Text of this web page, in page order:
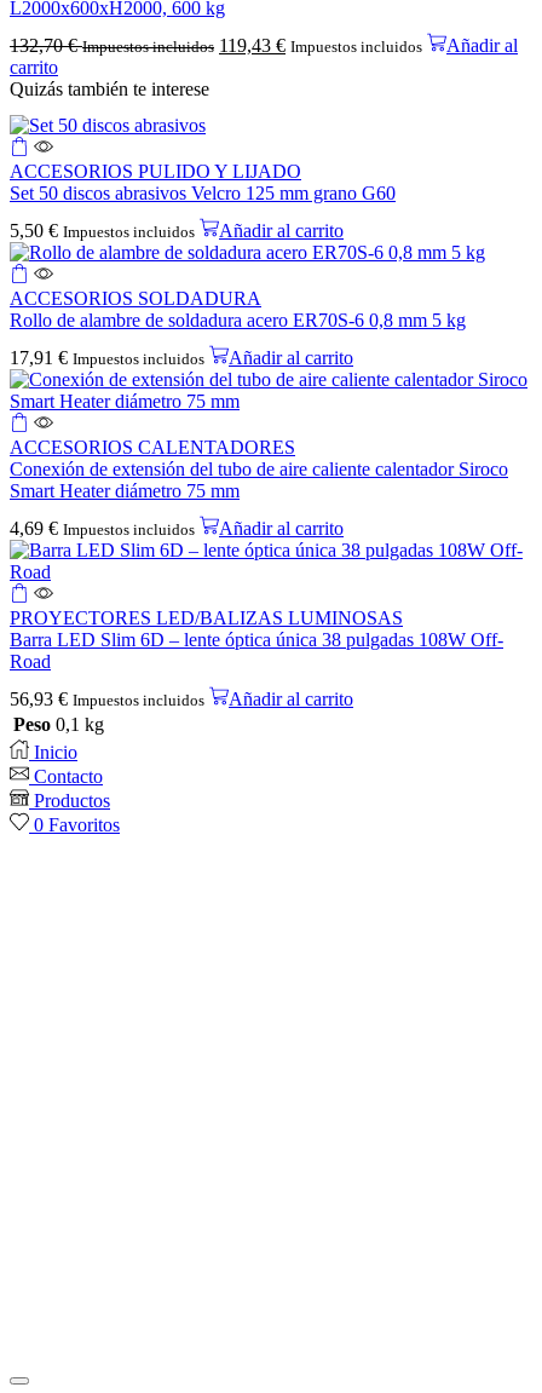
L2000x600xH2000, 600 kg
132,70€ Impuestos incluidos 119,43 € Impuestos incluidos
Añadir al
carrito
Quizás también te interese
ACCESORIOS PULIDO Y LIJADO
Set 50 discos abrasivos Velcro 125 mm grano G60
5,50 € Impuestos incluidos Añadir al carrito
ACCESORIOS SOLDADURA
Rollo de alambre de soldadura acero ER70S-6 0,8 mm 5 kg
17,91 € Impuestos incluidos Añadir al carrito
ACCESORIOS CALENTADORES
Conexión de extensión del tubo de aire caliente calentador Siroco
Smart Heater diámetro 75 mm
4,69 € Impuestos incluidos Añadir al carrito
PROYECTORES LED/BALIZAS LUMINOSAS
Barra LED Slim 6D – lente óptica única 38 pulgadas 108W Off-
Road
56,93 € Impuestos incluidos
Añadir al carrito
Peso 0,1 kg
Inicio
Contacto
Productos
0 Favoritos